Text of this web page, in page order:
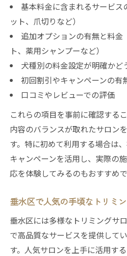
基本料金に含まれるサービス
ット、爪切りなど）
追加オプションの有無と料金
ト、薬用シャンプーなど）
犬種別の料金設定が明確かど
初回割引やキャンペーンの有
口コミやレビューでの評価
これらの項目を事前に確認する
内容のバランスが取れたサロン
す。特に初めて利用する場合は
キャンペーンを活用し、実際の
応を体験してみるのもおすすめで
垂水区で人気の手頃なトリミ
垂水区には多様なトリミングサ
で高品質なサービスを提供して
す。人気サロンを上手に活用す